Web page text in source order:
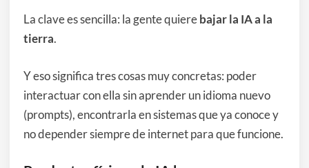
La clave es sencilla: la gente quierebajar la IA a la
tierra.
Y eso significa tres cosas muy concretas: poder
interactuar con ella sin aprender un idioma nuevo
(prompts), encontrarla en sistemas que ya conoce y
no depender siempre de internet para que funcione.